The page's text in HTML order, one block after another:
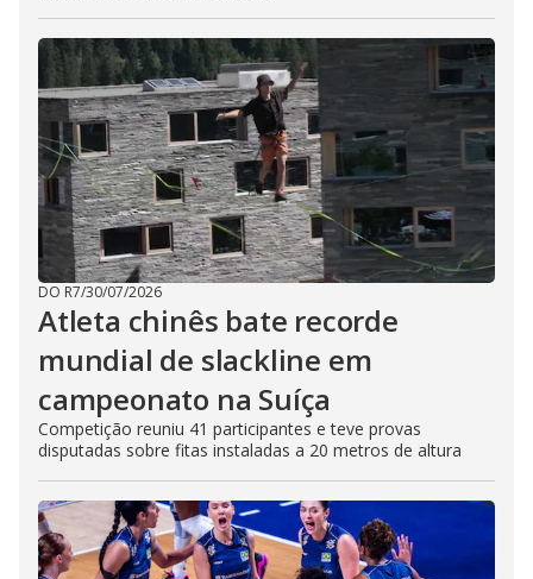
DO R7/30/07/2026
Atleta chinês bate recorde
mundial de slackline em
campeonato na Suíça
Competição reuniu 41 participantes e teve provas
disputadas sobre fitas instaladas a 20 metros de altura